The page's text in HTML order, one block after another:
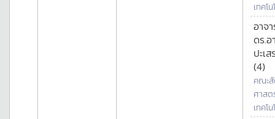
เทคโ
อาจ
ดร.
ปะเ
(4)
คณะ
ศาสต
เทคโ